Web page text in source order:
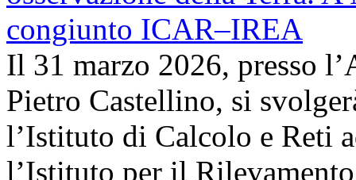
Il 31 marzo 2026, presso
Pietro Castellino, si
l’Istituto di Calcolo e Reti
l’Istituto per il